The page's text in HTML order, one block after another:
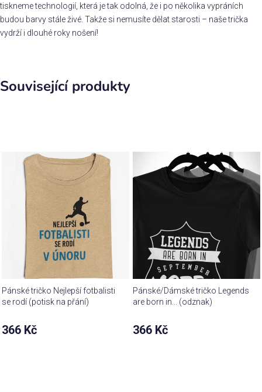
tiskneme technologií, která je tak odolná, že i po několika vypráních
budou barvy stále živé. Takže si nemusíte dělat starosti – naše trička
vydrží i dlouhé roky nošení!
Související produkty
Pánské tričko Nejlepší fotbalisti
se rodí (potisk na přání)
366 Kč
Pánské/Dámské tričko Legends
are born in... (odznak)
366 Kč